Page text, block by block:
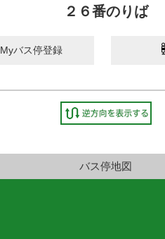
２６番のりば
Myバス停登録
バス停地図